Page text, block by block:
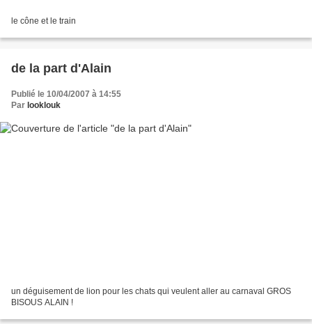
le cône et le train
de la part d'Alain
Publié le 10/04/2007 à 14:55
Par looklouk
un déguisement de lion pour les chats qui veulent aller au carnaval GROS
BISOUS ALAIN !